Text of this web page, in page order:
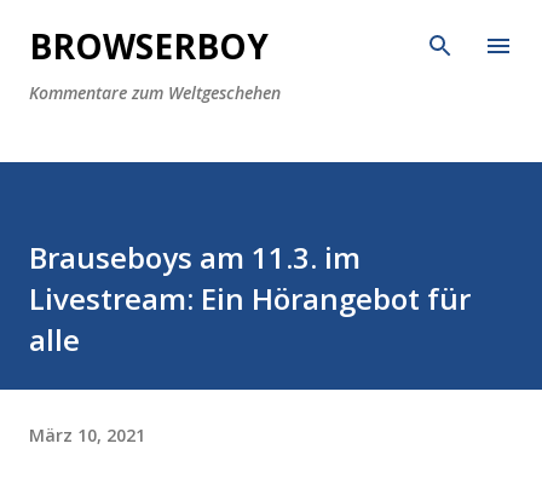
Direkt zum Hauptbereich
BROWSERBOY
Kommentare zum Weltgeschehen
Brauseboys am 11.3. im
Livestream: Ein Hörangebot für
alle
März 10, 2021